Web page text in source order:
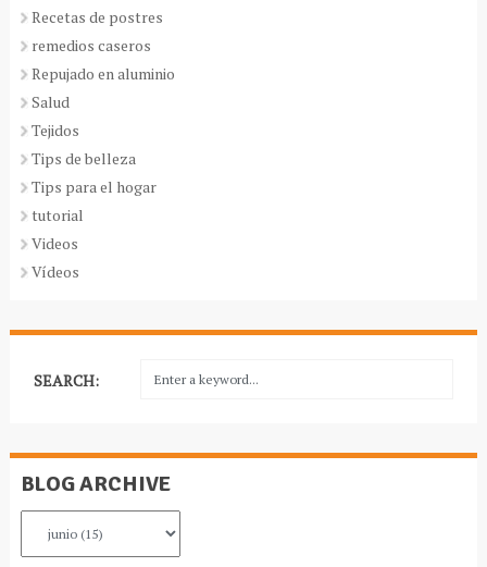
Recetas de postres
remedios caseros
Repujado en aluminio
Salud
Tejidos
Tips de belleza
Tips para el hogar
tutorial
Videos
Vídeos
SEARCH:
BLOG ARCHIVE